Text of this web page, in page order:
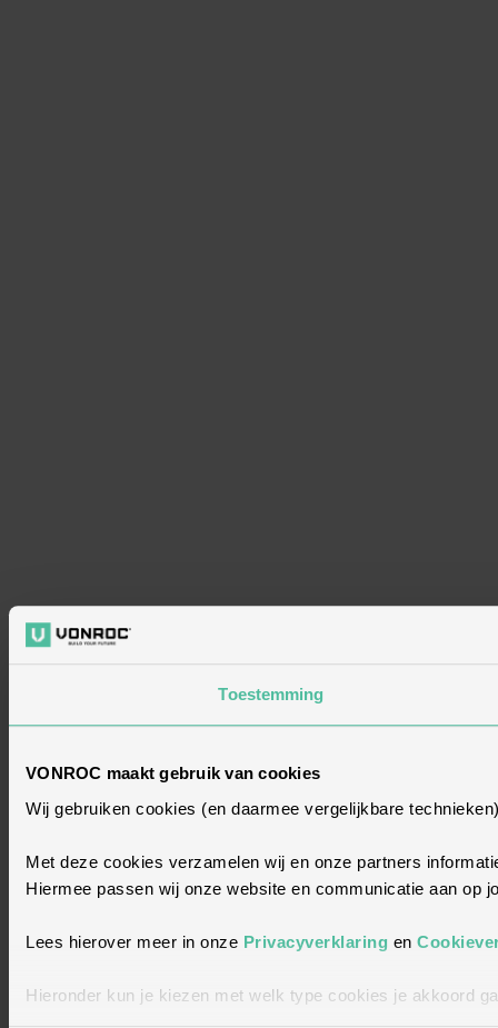
Toestemming
VONROC maakt gebruik van cookies
Wij gebruiken cookies (en daarmee vergelijkbare
Met deze cookies verzamelen wij en onze partners
Hiermee passen wij onze website en communicatie aan op
Lees hierover meer in onze Privacyverklaring en
Hieronder kun je kiezen met welk type cookies je akkoord